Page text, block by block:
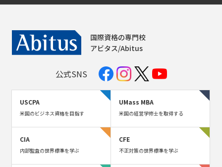
国際資格の専門校
アビタス/Abitus
公式SNS
USCPA
米国のビジネス資格を目指す
UMass MBA
米国の経営学修士を取得する
CIA
内部監査の世界標準を学ぶ
CFE
不正対策の世界標準を学ぶ